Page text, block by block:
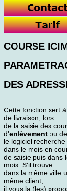
COURSE
DES
Cette fonction sert
de livraison, lors
de la saisie des
d'enlèvement ou de
le logiciel
dans le mois en
de saisie puis dans
mois. S'il trouve
dans la même ville
même client,
il vous la (les)